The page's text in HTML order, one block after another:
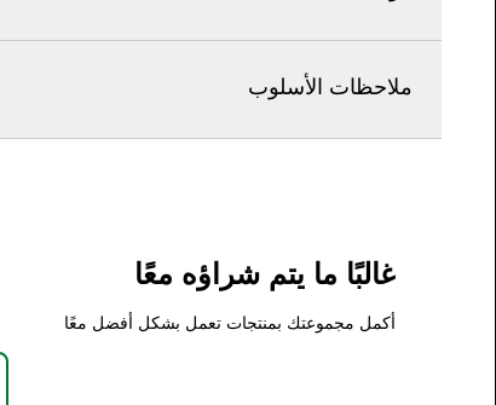
ملاحظات الأسلوب
غالبًا ما يتم شراؤه معًا
أكمل مجموعتك بمنتجات تعمل بشكل أفضل معًا